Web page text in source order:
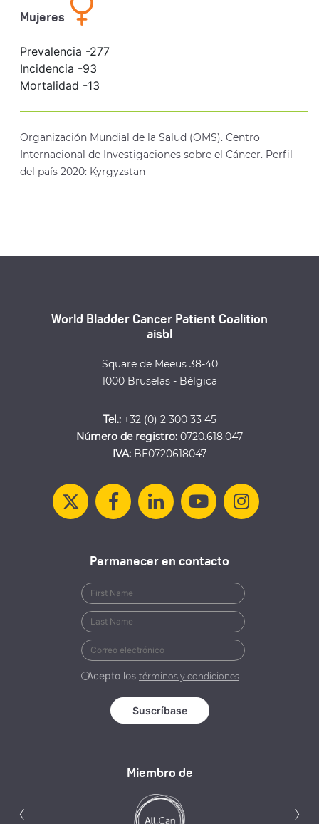
Mujeres
Prevalencia -277
Incidencia -93
Mortalidad -13
Organización Mundial de la Salud (OMS). Centro
Internacional de Investigaciones sobre el Cáncer. Perfil
del país 2020: Kyrgyzstan
World Bladder Cancer Patient Coalition
aisbl
Square de Meeus 38-40
1000 Bruselas - Bélgica
Tel.:+32 (0) 2 300 33 45
Número de registro: 0720.618.047
IVA: BE0720618047
Miembro de
‹ ›
Permanecer en contacto
Acepto los términos y condiciones